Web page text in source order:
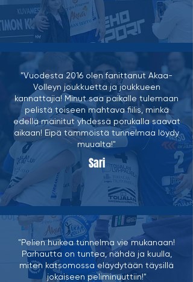
"Vuodesta 2016 olen fanittanut Akaa-
Volleyn joukkuetta ja joukkueen
kannattajia! Minut saa paikalle tulemaan
pelistä toiseen mahtava fiilis, minkä
edellä mainitut yhdessä porukalla saavat
aikaan! Eipä tämmöistä tunnelmaa löydy
muualta!"
Sari
"Pelien huikea tunnelma vie mukanaan!
Parhautta on tuntea, nähdä ja kuulla,
miten katsomossa eläydytään täysillä
jokaiseen peliminuuttiin!"